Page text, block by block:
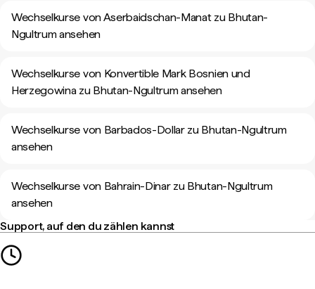
Wechselkurse von Aserbaidschan-Manat zu Bhutan-
Ngultrum ansehen
Wechselkurse von Konvertible Mark Bosnien und
Herzegowina zu Bhutan-Ngultrum ansehen
Wechselkurse von Barbados-Dollar zu Bhutan-Ngultrum
ansehen
Wechselkurse von Bahrain-Dinar zu Bhutan-Ngultrum
ansehen
Support, auf den du zählen kannst